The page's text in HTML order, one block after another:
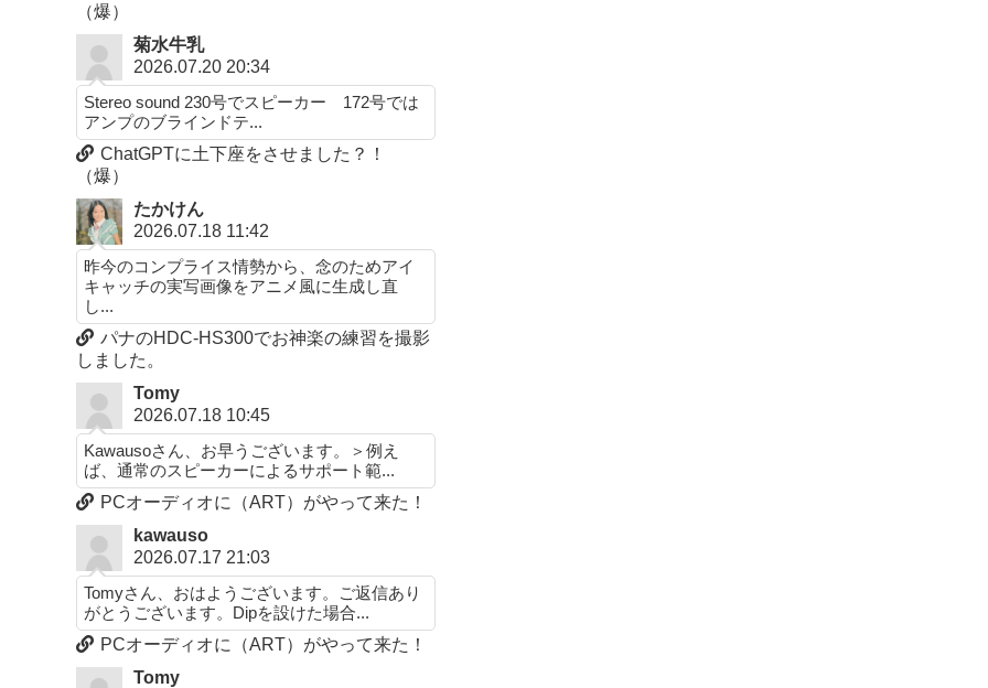
（爆）
菊水牛乳
2026.07.20 20:34
Stereo sound 230号でスピーカー 172号では
アンプのブラインドテ...
ChatGPTに土下座をさせました？！
（爆）
たかけん
2026.07.18 11:42
昨今のコンプライス情勢から、念のためアイ
キャッチの実写画像をアニメ風に生成し直
し...
パナのHDC-HS300でお神楽の練習を撮影
しました。
Tomy
2026.07.18 10:45
Kawausoさん、お早うございます。＞例え
ば、通常のスピーカーによるサポート範...
PCオーディオに（ART）がやって来た！
kawauso
2026.07.17 21:03
Tomyさん、おはようございます。ご返信あり
がとうございます。Dipを設けた場合...
PCオーディオに（ART）がやって来た！
Tomy